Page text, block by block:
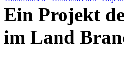
Ein Projekt
im Land